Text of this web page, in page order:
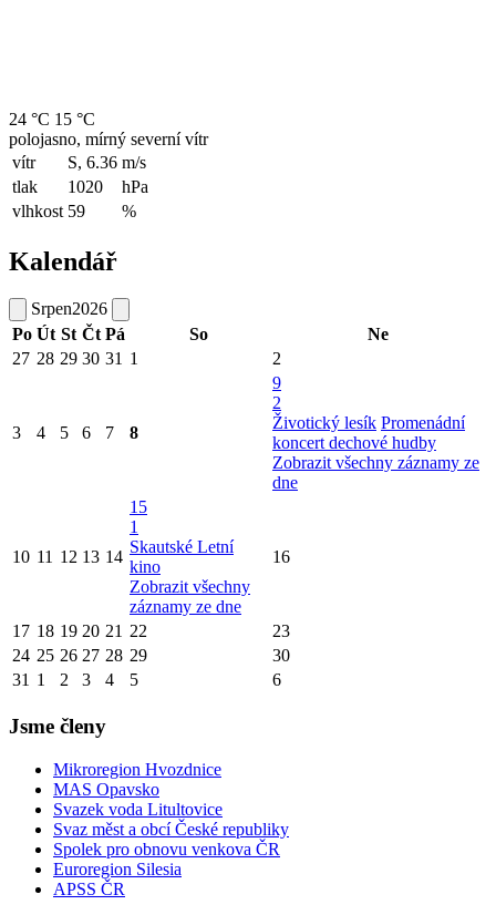
24 °C 15 °C
polojasno, mírný severní vítr
vítr
S, 6.36 m/s
tlak
1020
hPa
vlhkost 59 %
Kalendář
Srpen2026
Po Út St Čt Pá So
Ne
27 28 29 30 31 1 2
3 4 5 6 7 8
9
2
Životický lesík Promenádní
koncert dechové hudby
Zobrazit všechny záznamy ze
dne
10 11 12 13 14
15
1
Skautské Letní
kino
Zobrazit všechny
záznamy ze dne
16
17 18 19 20 21 22
23
24 25 26 27 28 29
30
31 1 2 3 4 5 6
Jsme členy
Mikroregion Hvozdnice
MAS Opavsko
Svazek voda Litultovice
Svaz měst a obcí České republiky
Spolek pro obnovu venkova ČR
Euroregion Silesia
APSS ČR